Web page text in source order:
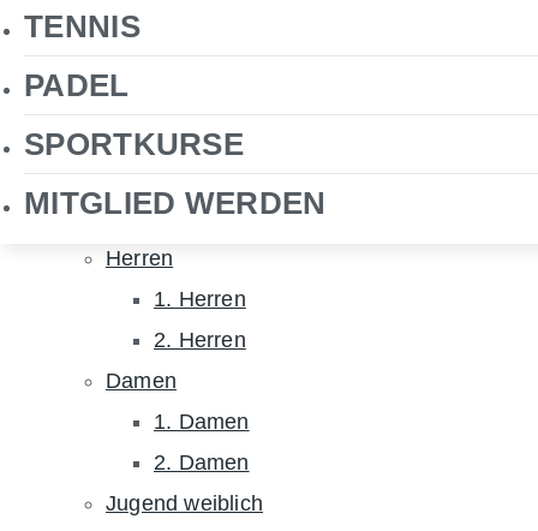
Clubgelände
Gastronomie
Förderverein Hockey
Kontakt
NHTC TV
Hockey
Herren
1. Herren
2. Herren
Damen
1. Damen
2. Damen
Jugend weiblich
TENNIS
PADEL
SPORTKURSE
MITGLIED WERDEN